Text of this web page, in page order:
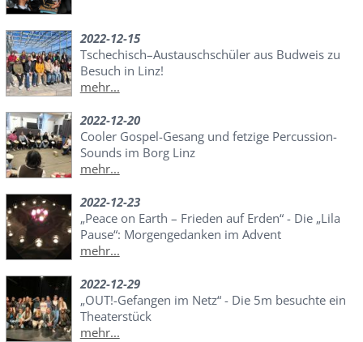
2022-12-15
Tschechisch–Austauschschüler aus Budweis zu
Besuch in Linz!
mehr...
2022-12-20
Cooler Gospel-Gesang und fetzige Percussion-
Sounds im Borg Linz
mehr...
2022-12-23
„Peace on Earth – Frieden auf Erden“ - Die „Lila
Pause“: Morgengedanken im Advent
mehr...
2022-12-29
„OUT!-Gefangen im Netz“ - Die 5m besuchte ein
Theaterstück
mehr...